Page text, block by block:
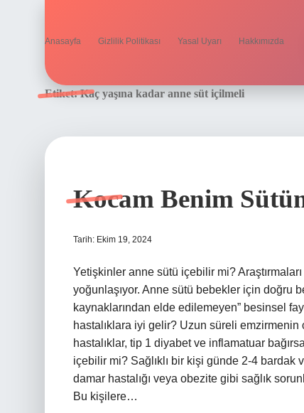
Anasayfa Gizlilik Politikası Yasal Uyarı Hakkımızda
Etiket:Kaç yaşına kadar anne süt içilmeli
Kocam Benim
Tarih: Ekim 19, 2024
Yetişkinler anne sütü içebilir mi?
yoğunlaşıyor. Anne sütü bebekler için doğru
kaynaklarından elde edilemeyen” besinsel
hastalıklara iyi gelir? Uzun süreli emzirmenin
hastalıklar, tip 1 diyabet ve inflamatuar
içebilir mi? Sağlıklı bir kişi günde 2-4
damar hastalığı veya obezite gibi sağlık
Bu kişilere…